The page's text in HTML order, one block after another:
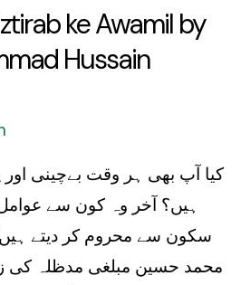
ke Awamil by
Hussain
کیا آپ بھی ہر وقت بےچینی اور
ہیں؟ آخر وہ کون سے
سکون سے محروم کر دیتے
محمد حسین مبلغی مدظلہ کی